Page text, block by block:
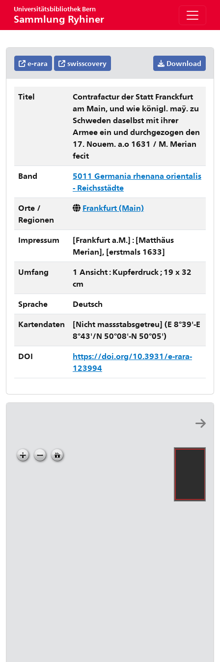
Universitätsbibliothek Bern
Sammlung Ryhiner
e-rara swisscovery Download
Titel
Contrafactur der Statt Franckfurt
am Main, und wie königl. maÿ. zu
Schweden daselbst mit ihrer
Armee ein und durchgezogen den
17. Nouem. a.o 1631 / M. Merian
fecit
Band
5011 Germania rhenana orientalis
- Reichsstädte
Orte /
Regionen
Frankfurt (Main)
Impressum
[Frankfurt a.M.] : [Matthäus
Merian], [erstmals 1633]
Umfang
1 Ansicht : Kupferdruck ; 19 x 32
cm
Sprache
Deutsch
Kartendaten
[Nicht massstabsgetreu] (E 8°39'-E
8°43'/N 50°08'-N 50°05')
DOI
https://doi.org/10.3931/e-rara-
123994